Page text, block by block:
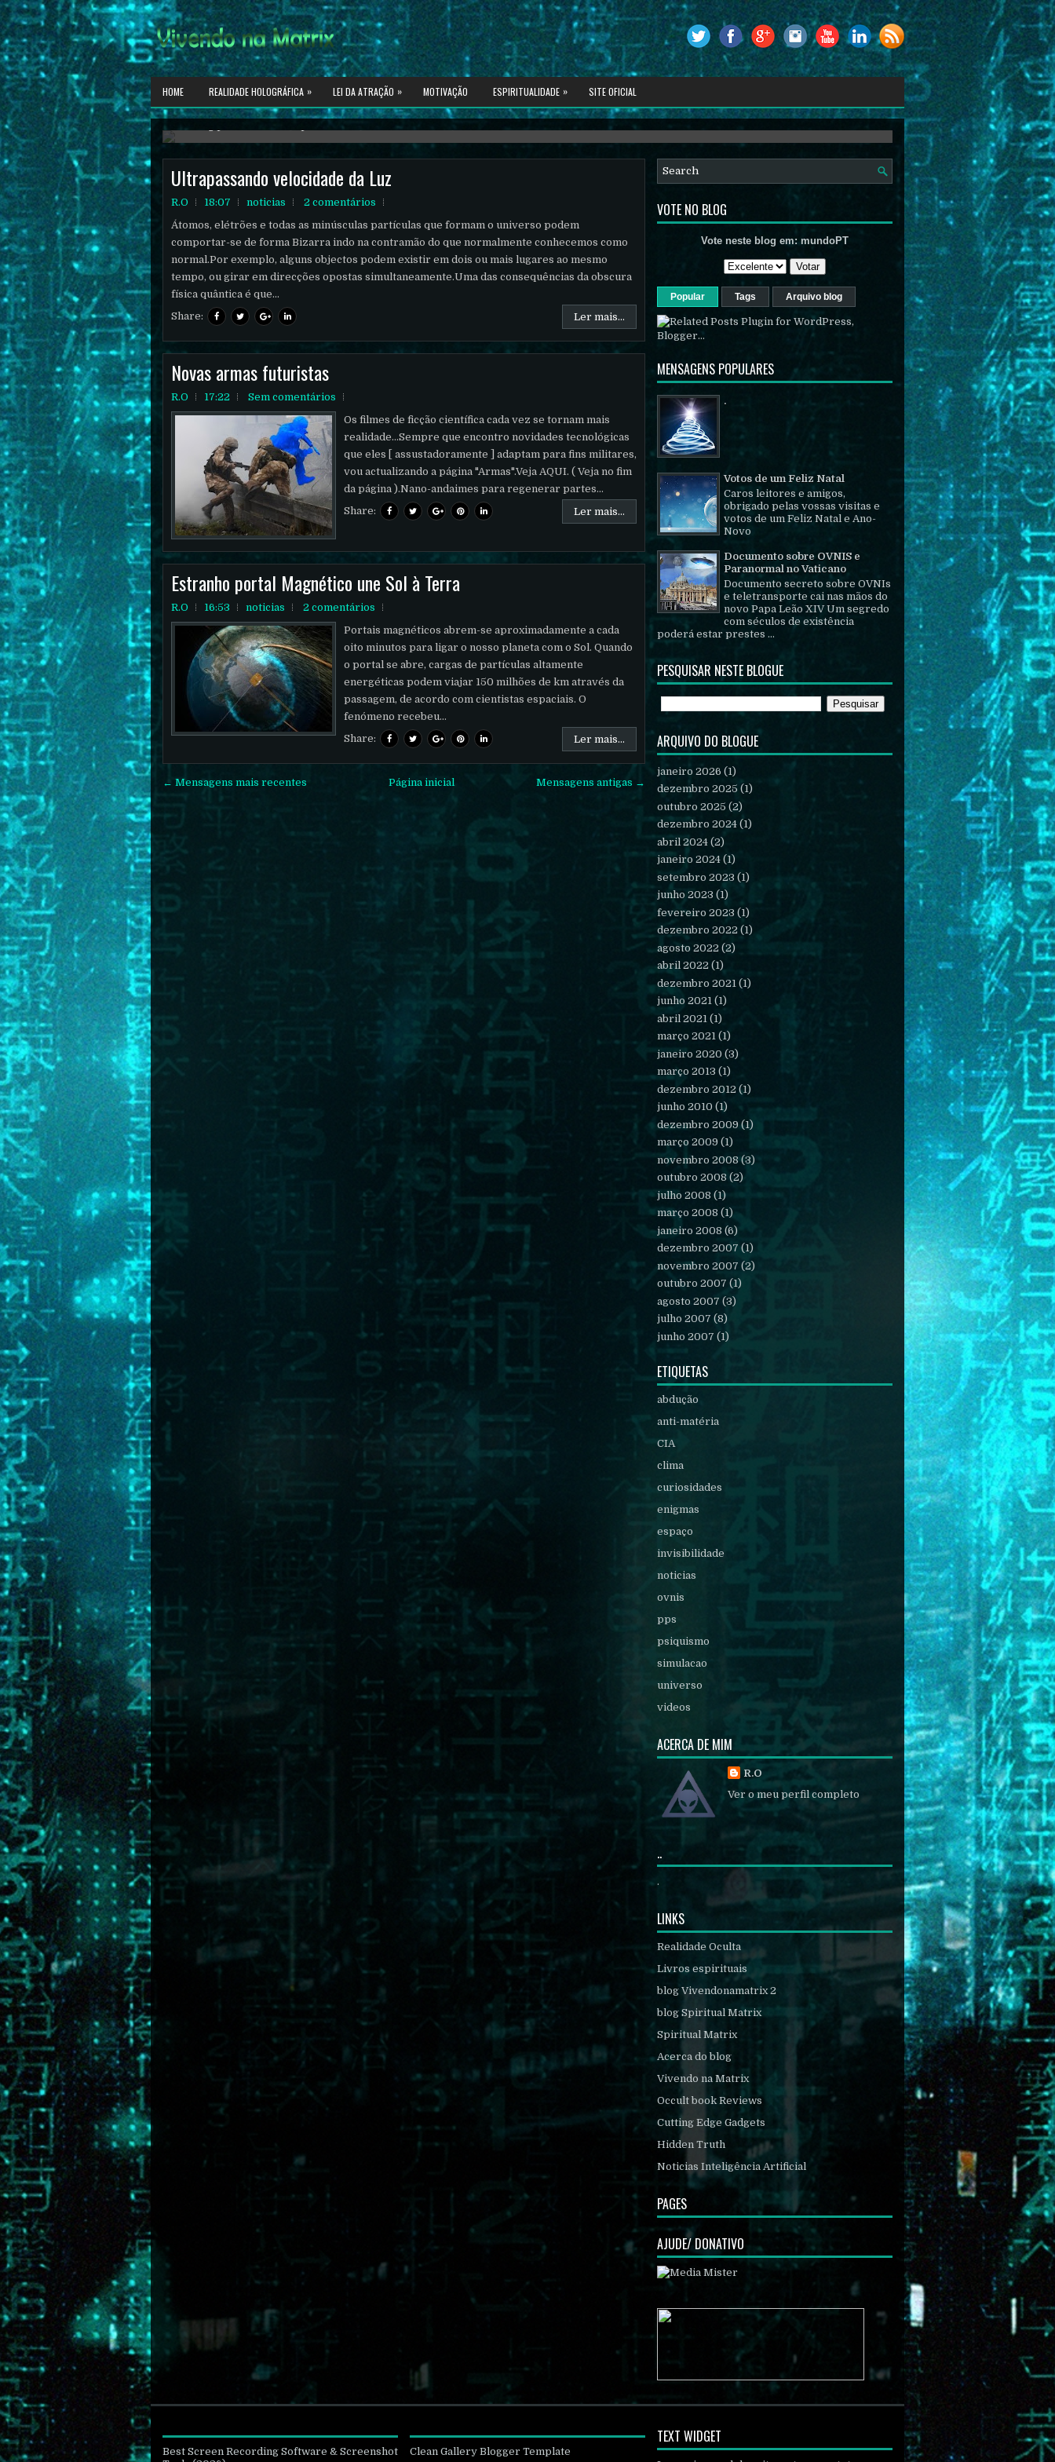
HOME REALIDADE HOLOGRÁFICA » LEI DA ATRAÇÃO » MOTIVAÇÃO ESPIRITUALIDADE » SITE OFICIAL
Reflexões sobre temas profundos, espiritualidade avançada.
Ultrapassando velocidade da Luz
R.O 18:07 noticias
2 comentários
Átomos, elétrões e todas as minúsculas partículas que formam o universo podem
comportar-se de forma Bizarra indo na contramão do que normalmente conhecemos como
normal.Por exemplo, alguns objectos podem existir em dois ou mais lugares ao mesmo
tempo, ou girar em direcções opostas simultaneamente.Uma das consequências da obscura
física quântica é que...
Share:
Ler mais...
Novas armas futuristas
R.O 17:22
Sem comentários
Os filmes de ficção científica cada vez se tornam mais
realidade...Sempre que encontro novidades tecnológicas
que eles [ assustadoramente ] adaptam para fins militares,
vou actualizando a página "Armas".Veja AQUI. ( Veja no fim
da página ).Nano-andaimes para regenerar partes...
Share:
Ler mais...
Estranho portal Magnético une Sol à Terra
R.O 16:53 noticias
2 comentários
Portais magnéticos abrem-se aproximadamente a cada
oito minutos para ligar o nosso planeta com o Sol. Quando
o portal se abre, cargas de partículas altamente
energéticas podem viajar 150 milhões de km através da
passagem, de acordo com cientistas espaciais. O
fenómeno recebeu...
Share:
Ler mais...
← Mensagens mais recentes Mensagens antigas →
Página inicial
VOTE NO BLOG
Vote neste blog em: mundoPT
Popular Tags Arquivo blog
MENSAGENS POPULARES
.
Votos de um Feliz Natal
Caros leitores e amigos,
obrigado pelas vossas visitas e
votos de um Feliz Natal e Ano-
Novo
Documento sobre OVNIS e
Paranormal no Vaticano
Documento secreto sobre OVNIs
e teletransporte cai nas mãos do
novo Papa Leão XIV Um segredo
com séculos de existência
poderá estar prestes ...
PESQUISAR NESTE BLOGUE
ARQUIVO DO BLOGUE
janeiro 2026 (1)
dezembro 2025 (1)
outubro 2025 (2)
dezembro 2024 (1)
abril 2024 (2)
janeiro 2024 (1)
setembro 2023 (1)
junho 2023 (1)
fevereiro 2023 (1)
dezembro 2022 (1)
agosto 2022 (2)
abril 2022 (1)
dezembro 2021 (1)
junho 2021 (1)
abril 2021 (1)
março 2021 (1)
janeiro 2020 (3)
março 2013 (1)
dezembro 2012 (1)
junho 2010 (1)
dezembro 2009 (1)
março 2009 (1)
novembro 2008 (3)
outubro 2008 (2)
julho 2008 (1)
março 2008 (1)
janeiro 2008 (6)
dezembro 2007 (1)
novembro 2007 (2)
outubro 2007 (1)
agosto 2007 (3)
julho 2007 (8)
junho 2007 (1)
ETIQUETAS
abdução
anti-matéria
CIA
clima
curiosidades
enigmas
espaço
invisibilidade
noticias
ovnis
pps
psiquismo
simulacao
universo
videos
ACERCA DE MIM
R.O
Ver o meu perfil completo
..
.
LINKS
Realidade Oculta
Livros espirituais
blog Vivendonamatrix 2
blog Spiritual Matrix
Spiritual Matrix
Acerca do blog
Vivendo na Matrix
Occult book Reviews
Cutting Edge Gadgets
Hidden Truth
Noticias Inteligência Artificial
PAGES
AJUDE/ DONATIVO
Best Screen Recording Software & Screenshot
Clean Gallery Blogger Template
TEXT WIDGET